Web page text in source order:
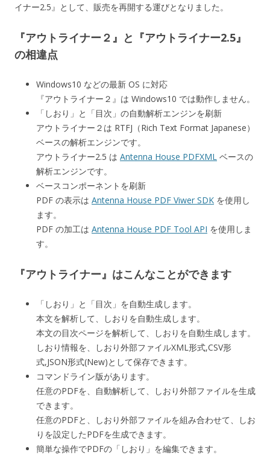
イナー2.5』として、販売を再開する運びとなりました。
『アウトライナー２』と『アウトライナー2.5』
の相違点
Windows10 などの最新 OS に対応
『アウトライナー２』は Windows10 では動作しません。
「しおり」と「目次」の自動解析エンジンを刷新
アウトライナー２は RTFJ（Rich Text Format Japanese）
ベースの解析エンジンです。
アウトライナー2.5 は Antenna House PDFXML ベースの
解析エンジンです。
ベースコンポーネントを刷新
PDF の表示は Antenna House PDF Viwer SDK を使用し
ます。
PDF の加工は Antenna House PDF Tool API を使用しま
す。
『アウトライナー』はこんなことができます
「しおり」と「目次」を自動生成します。
本文を解析して、しおりを自動生成します。
本文の目次ページを解析して、しおりを自動生成します。
しおり情報を、しおり外部ファイルXML形式,CSV形
式,JSON形式(New)として保存できます。
コマンドライン版があります。
任意のPDFを、自動解析して、しおり外部ファイルを生成
できます。
任意のPDFと、しおり外部ファイルを組み合わせて、しお
りを設定したPDFを生成できます。
簡単な操作でPDFの「しおり」を編集できます。